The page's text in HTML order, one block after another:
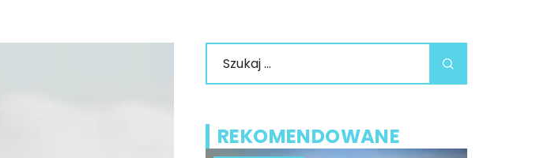
REKOMENDOWANE